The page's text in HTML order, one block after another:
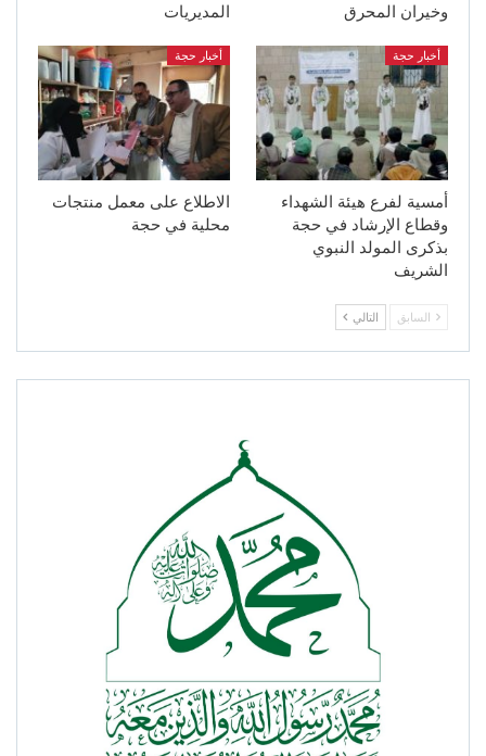
وخيران المحرق
المديريات
أخبار حجة
أمسية لفرع هيئة الشهداء
وقطاع الإرشاد في حجة
بذكرى المولد النبوي
الشريف
أخبار حجة
الاطلاع على معمل منتجات
محلية في حجة
السابق التالي